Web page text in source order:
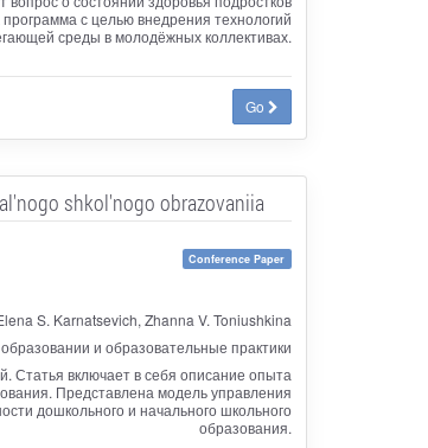
с целью внедрения технологий
среды в молодёжных коллективах.
Go
shkol'nogo obrazovaniia
Conference Paper
S. Karnatsevich, Zhanna V. Toniushkina
и образовательные практики
Статья включает в себя описание опыта
Представлена модель управления
дошкольного и начального школьного
образования.